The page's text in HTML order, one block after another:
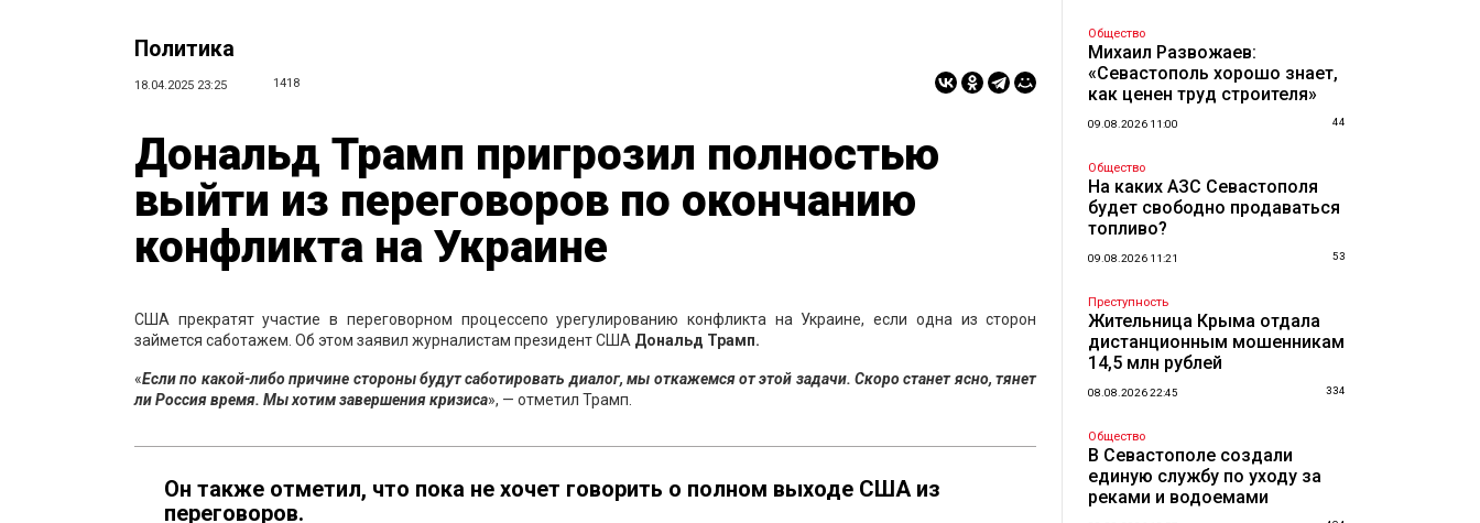
Политика
18.04.2025 23:25 1418
Дональд Трамп пригрозил полностью
выйти из переговоров по окончанию
конфликта на Украине
США прекратят участие в переговорном процессепо урегулированию конфликта на Украине, если одна из сторон
займется саботажем. Об этом заявил журналистам президент США Дональд Трамп.
«Если по какой-либо причине стороны будут саботировать диалог, мы откажемся от этой задачи. Скоро станет ясно, тянет
ли Россия время. Мы хотим завершения кризиса», — отметил Трамп.
Он также отметил, что пока не хочет говорить о полном выходе США из
переговоров.
Общество
Михаил Развожаев:
«Севастополь хорошо знает,
как ценен труд строителя»
09.08.2026 11:00 44
Общество
На каких АЗС Севастополя
будет свободно продаваться
топливо?
09.08.2026 11:21 53
Преступность
Жительница Крыма отдала
дистанционным мошенникам
14,5 млн рублей
08.08.2026 22:45 334
Общество
В Севастополе создали
единую службу по уходу за
реками и водоемами